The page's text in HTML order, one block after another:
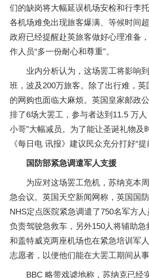
们的缺岗将大幅延误机场安检和行李
各机场难免出现旅客爆满、等候时间
政府已经提醒赴英旅客做好心理准备
作人员“多一份耐心和尊重”。
业内分析认为，这场罢工将影响
班，波及200万旅客。除了出行难，英
的网购也面临大麻烦。英国皇家邮政
排了6场大罢工，参与者达到11.5 万人
小哥”大幅减员。为了能让圣诞礼物及
《每日电 讯报》建议民众充分打好“提
国防部紧急调遣军人支援
为应对这场罢工危机，苏纳克本
急会议。英国天空新闻网称，英国国
NHS定点医院紧急调遣了750名军方人
负责驾驶急救车，另外150人将辅助急
和盖特威克两座机场也在紧急培训军
志愿者，以便他们能在大罢工期间从事
BBC 略带戏谑地称，苏纳克已经